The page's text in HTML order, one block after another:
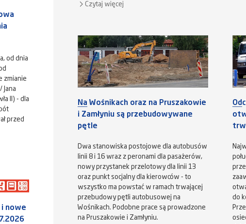
od dnia
zmianie
Jana
II) - dla
przed
i nowe
Czytaj więcej
Na Wośnikach oraz na Pruszakowie
i Zamłyniu są przebudowywane
pętle
Dwa stanowiska postojowe dla autobusów
linii 8 i 16 wraz z peronami dla pasażerów,
nowy przystanek przelotowy dla linii 13
oraz punkt socjalny dla kierowców - to
wszystko ma powstać w ramach trwającej
przebudowy pętli autobusowej na
Wośnikach. Podobne prace są prowadzone
na Pruszakowie i Zamłyniu.
do